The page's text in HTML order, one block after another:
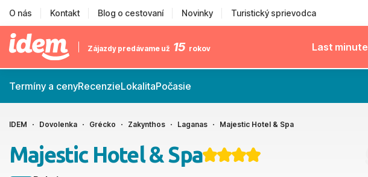
O nás Kontakt Blog o cestovaní Novinky Turistický sprievodca
Zájazdy predávame už 15 rokov Last minute
Termíny a cenyRecenzieLokalitaPočasie
IDEM Dovolenka Grécko Zakynthos Laganas Majestic Hotel & Spa
Majestic Hotel & Spa